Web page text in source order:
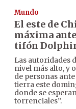
Mundo
El este de
máxima
tifón
Las autoridades
nivel más alto, y
de personas
tierra este
donde se
torrenciales”.